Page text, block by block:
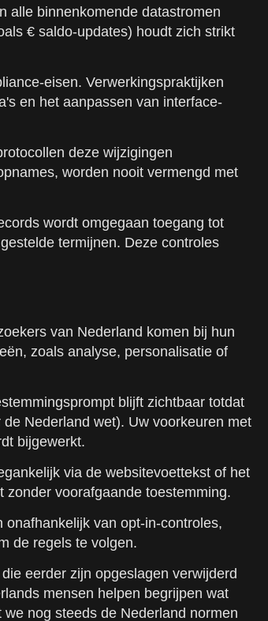
alle binnenkomende datastromen
€ saldo-updates) houdt zich strikt
eisen. Verwerkingspraktijken
en het aanpassen van interface-
deze wijzigingen
worden nooit vermengd met
wordt omgegaan toegang tot
termijnen. Deze controles
van Nederland komen bij hun
zoals analyse, personalisatie of
blijft zichtbaar totdat
Nederland wet). Uw voorkeuren met
bijgewerkt.
via de websitevoettekst of het
voorafgaande toestemming.
van opt-in-controles,
de regels te volgen.
eerder zijn opgeslagen verwijderd
mensen helpen begrijpen wat
nog steeds de Nederland normen